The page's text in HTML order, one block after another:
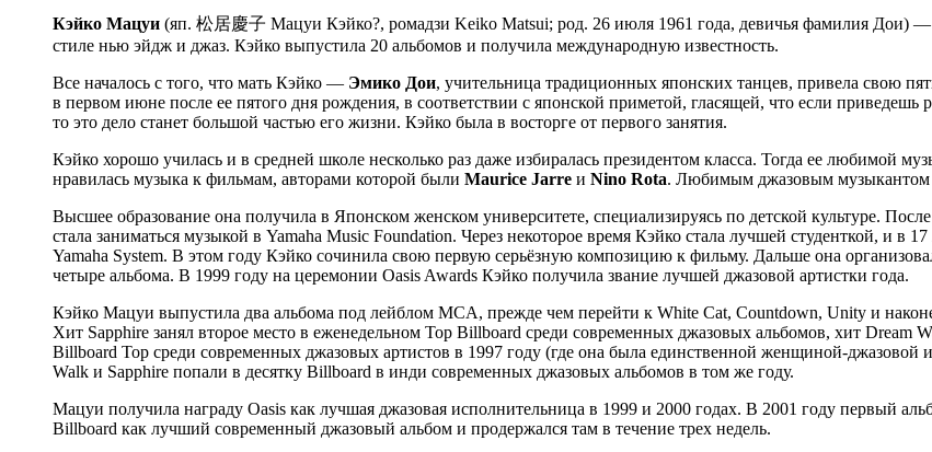
Кэйко Мацуи (яп. 松居慶子 Мацуи Кэйко?, ромадзи Keiko Matsui; род. 26 июля 1961 года, девичья фамилия Дои)
стиле нью эйдж и джаз. Кэйко выпустила 20 альбомов и получила международную известность.
Все началось с того, что мать Кэйко — Эмико Дои, учительница традиционных японских танцев, привела свою
в первом июне после ее пятого дня рождения, в соответствии с японской приметой, гласящей, что если приведешь
то это дело станет большой частью его жизни. Кэйко была в восторге от первого занятия.
Кэйко хорошо училась и в средней школе несколько раз даже избиралась президентом класса. Тогда ее любимой
нравилась музыка к фильмам, авторами которой были Maurice Jarre и Nino Rota. Любимым джазовым музыкантом
Высшее образование она получила в Японском женском университете, специализируясь по детской культуре.
стала заниматься музыкой в Yamaha Music Foundation. Через некоторое время Кэйко стала лучшей студенткой, и в
Yamaha System. В этом году Кэйко сочинила свою первую серьёзную композицию к фильму. Дальше она
четыре альбома. В 1999 году на церемонии Oasis Awards Кэйко получила звание лучшей джазовой артистки года.
Кэйко Мацуи выпустила два альбома под лейблом MCA, прежде чем перейти к White Cat, Countdown, Unity и
Хит Sapphire занял второе место в еженедельном Top Billboard среди современных джазовых альбомов, хит Dream
Billboard Top среди современных джазовых артистов в 1997 году (где она была единственной женщиной-джазовой
Walk и Sapphire попали в десятку Billboard в инди современных джазовых альбомов в том же году.
Мацуи получила награду Oasis как лучшая джазовая исполнительница в 1999 и 2000 годах. В 2001 году первый
Billboard как лучший современный джазовый альбом и продержался там в течение трех недель.